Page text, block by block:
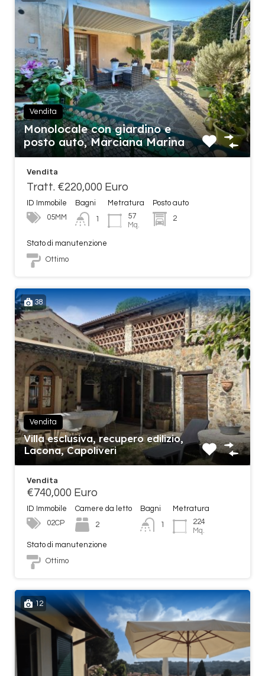
Vendita
Monolocale con giardino e
posto auto, Marciana Marina
Vendita
Tratt. €220,000 Euro
ID Immobile
05MM
Bagni
1
Metratura
57
Mq.
Posto auto
2
Stato di manutenzione
Ottimo
38
Vendita
Villa esclusiva, recupero edilizio,
Lacona, Capoliveri
Vendita
€740,000 Euro
ID Immobile
02CP
Camere da letto
2
Bagni
1
Metratura
224
Mq.
Stato di manutenzione
Ottimo
12